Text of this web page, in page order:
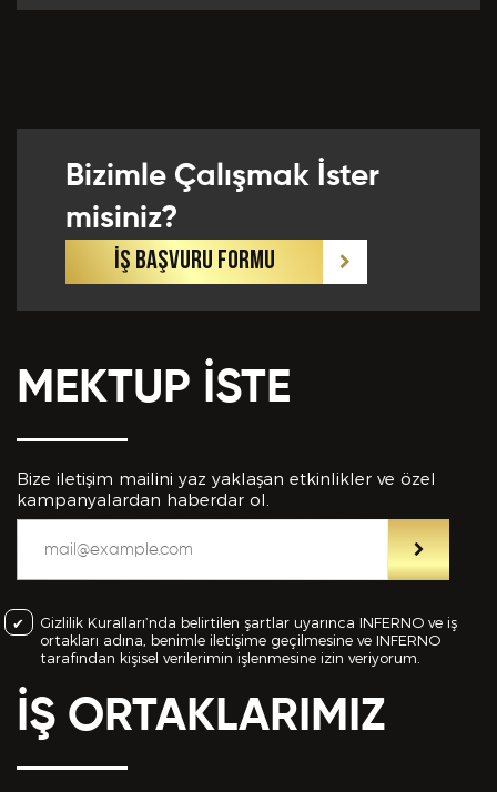
Bizimle Çalışmak İster
misiniz?
İŞ BAŞVURU FORMU
MEKTUP İSTE
Bize iletişim mailini yaz yaklaşan etkinlikler ve özel
kampanyalardan haberdar ol.
Gizlilik Kuralları’nda belirtilen şartlar uyarınca INFERNO ve iş
ortakları adına, benimle iletişime geçilmesine ve INFERNO
tarafından kişisel verilerimin işlenmesine izin veriyorum.
İŞ ORTAKLARIMIZ
Eklemek İstedikleriniz *
CV EKLE
eksiksiz olarak tarafımdan doldurulduğunu, bu
bilgiler içinde esasa etki yapan herhangi bir eksiklik
veya yanlışlık olması ve bu durumun tespiti halinde
bunun Hizmet Sözleşmemin feshedilmesi için bir
sebep olanağını anlayarak kabul ettiğimi beyan
ederim.
BAŞVURUMU GÖNDER